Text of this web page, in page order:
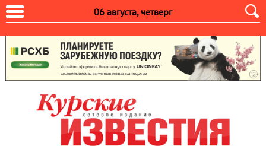
06 августа, четверг